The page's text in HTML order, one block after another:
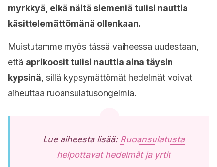
myrkkyä, eikä näitä siemeniä tulisi nauttia
käsittelemättömänä ollenkaan.
Muistutamme myös tässä vaiheessa uudestaan,
että aprikoosit tulisi nauttia aina täysin
kypsinä, sillä kypsymättömät hedelmät voivat
aiheuttaa ruoansulatusongelmia.
Lue aiheesta lisää: Ruoansulatusta
helpottavat hedelmät ja yrtit